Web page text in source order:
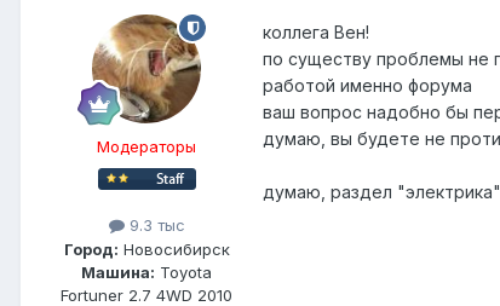
Модераторы
9.3 тыс
Город: Новосибирск
Машина: Toyota
Fortuner 2.7 4WD 2010
коллега Вен!
по существу проблемы не
работой именно форума
ваш вопрос надобно бы
думаю, вы будете не
думаю, раздел